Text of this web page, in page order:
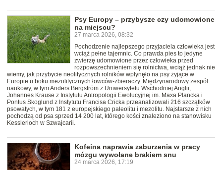
Psy Europy – przybysze czy udomowione
na miejscu?
27 marca 2026, 08:32
Pochodzenie najlepszego przyjaciela człowieka jest
wciąż pełne tajemnic. Co prawda pies to jedyne
zwierzę udomowione przez człowieka przed
rozpowszechnieniem się rolnictwa, wciąż jednak nie
wiemy, jak przybycie neolitycznych rolników wpłynęło na psy żyjące w
Europie u boku mezolitycznych łowców-zbieraczy. Międzynarodowy zespół
naukowy, w tym Anders Bergström z Uniwersytetu Wschodniej Anglii,
Johannes Krause z Instytutu Antropologii Ewolucyjnej im. Maxa Plancka i
Pontus Skoglund z Instytutu Francisa Cricka przeanalizowali 216 szczątków
psowatych, w tym 181 z europejskiego paleolitu i mezolitu. Najstarsze z nich
pochodzą od psa sprzed 14 200 lat, którego kości znaleziono na stanowisku
Kesslerloch w Szwajcarii.
Kofeina naprawia zaburzenia w pracy
mózgu wywołane brakiem snu
24 marca 2026, 17:19